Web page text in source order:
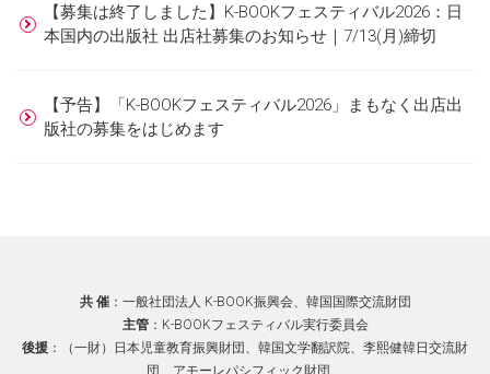
【募集は終了しました】K-BOOKフェスティバル2026：日
本国内の出版社 出店社募集のお知らせ｜7/13(月)締切
【予告】「K-BOOKフェスティバル2026」まもなく出店出
版社の募集をはじめます
共 催：⼀般社団法⼈ K-BOOK振興会、韓国国際交流財団
主管：K-BOOKフェスティバル実⾏委員会
後援 ：（一財）⽇本児童教育振興財団、韓国⽂学翻訳院、李熙健韓日交流財
団、アモーレパシフィック財団、